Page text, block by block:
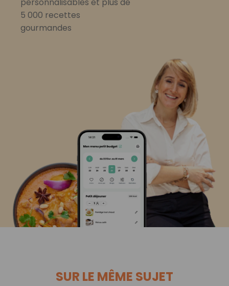
personnalisables et plus de
5 000 recettes
gourmandes
SUR LE MÊME SUJET